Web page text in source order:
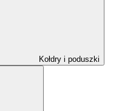
Kołdry i poduszki